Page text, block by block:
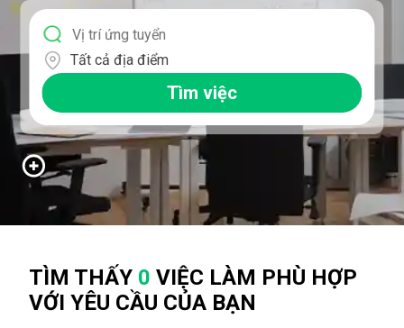
Tất cả địa điểm
Tìm việc
TÌM THẤY 0 VIỆC LÀM PHÙ HỢP
VỚI YÊU CẦU CỦA BẠN